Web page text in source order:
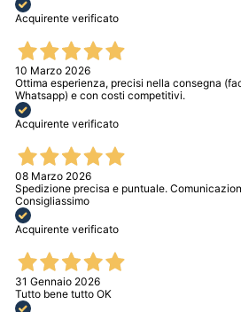
Acquirente verificato
10 Marzo 2026
Ottima esperienza, precisi nella consegna
Whatsapp) e con costi competitivi.
Acquirente verificato
08 Marzo 2026
Spedizione precisa e puntuale.
Consigliassimo
Acquirente verificato
31 Gennaio 2026
Tutto bene tutto OK